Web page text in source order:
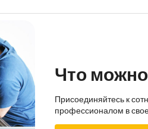
Что
Присоединяйтесь к
профессионалом в